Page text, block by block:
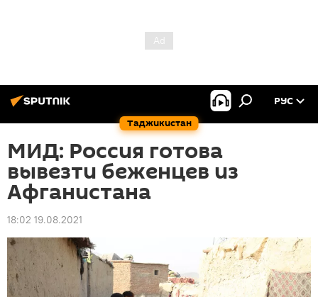
Таджикистан
РУС
МИД: Россия готова
вывезти беженцев из
Афганистана
18:02 19.08.2021